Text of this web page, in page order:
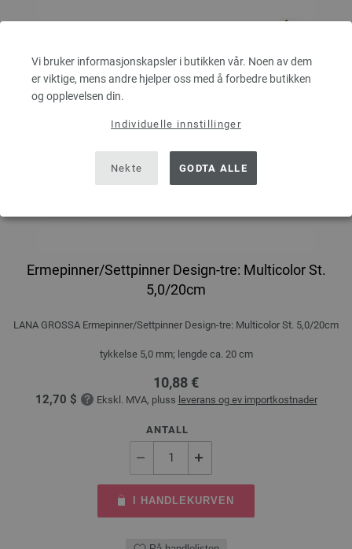
Vi bruker informasjonskapsler i butikken vår. Noen av dem
er viktige, mens andre hjelper oss med å forbedre butikken
og opplevelsen din.
Individuelle innstillinger
Nekte GODTA ALLE
Ermepinner/Settpinner Design-tre: Multicolor St.
5,0/20cm
LANA GROSSA Ermepinner/Settpinner Design-tre: Multicolor St. 5,0/20cm
tykkelse 5,0 mm; lengde ca. 20 cm
10,88 €
12,70 $ Ekskl. MVA, pluss leverans og ev importkostnader
ANTALL
I HANDLEKURVEN